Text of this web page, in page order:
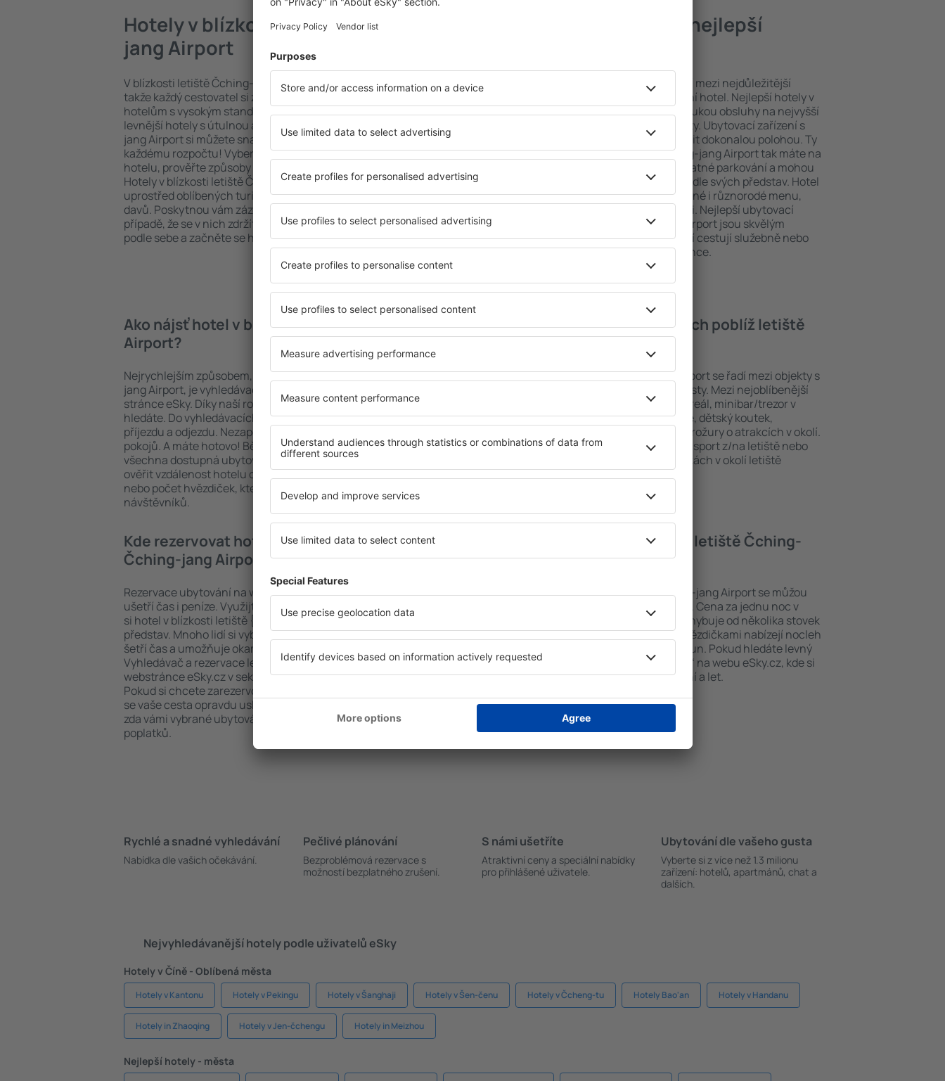
Hotely v blízkosti letiště Čching-
jang Airport
V blízkosti letiště Čching-jang Airport je k dispozici řada hotelů,
takže každý cestovatel si zde přijde na své. Dáváte přednost
hotelům s vysokým standardem a all inclusive nebo raději zvolíte
levnější hotely s útulnou atmosférou? V blízkosti letiště Čching-
jang Airport si můžete snadno rezervovat ubytování, které vyhoví
každému rozpočtu! Vyberte si požadovanou destinaci a standard
hotelu, prověřte způsoby platby a možnosti zrušení rezervace.
Hotely v blízkosti letiště Čching-jang Airport se nacházejí přímo
uprostřed oblíbených turistických aktivit, ale také trochu dále od
davů. Poskytnou vám zázemí při delší dovolené, ale jsou ideální i v
případě, že se v nich zdržíte pouze jednu noc. Vyberte si hotel
podle sebe a začněte se hned balit na trip nebo služební cestu!
Čching-jang Airport – nejlepší
Komplexní služby a výhodná poloha patří mezi nejdůležitější
kritéria, která musí splnit každý exklusivní hotel. Nejlepší hotely v
okolí letiště Čching-jang Airport jsou zárukou obsluhy na nejvyšší
úrovni a celé řady dalších výhod pro hosty. Ubytovací zařízení s
vysokým standardem se mohou pochlubit dokonalou polohou. Ty
nejlepší atrakce v blízkosti letiště Čching-jang Airport tak máte na
dosah ruky. Hosté mají k dispozici i bezplatné parkování a mohou
si vybrat pokoj nebo apartmán přesně podle svých představ. Hotel
s vysokým standardem znamená mimo jiné i různorodé menu,
SPA či fitness areál nebo atrakce pro děti. Nejlepší ubytovací
zařízení v blízkosti letiště Čching-jang Airport jsou skvělým
řešením pro páry, rodiny a pro hosty, kteří cestují služebně nebo
chtějí pořádat školení pro své zaměstnance.
Ako nájsť hotel v blízkosti letiska Čching-jang
Airport?
Nejrychlejším způsobem, jak najít hotel v blízkosti letiště Čching-
jang Airport, je vyhledávací systém ubytovacích zařízení na
stránce eSky. Díky naší rozsáhlé bázi najdete přesně to, co
hledáte. Do vyhledávacích polí vepište cíl cesty a vyberte data
příjezdu a odjezdu. Nezapomeňte ještě uvést počet hostů a
pokojů. A máte hotovo! Během několika vteřin se před vámi objeví
všechna dostupná ubytovací zařízení. Snadno si pak můžete
ověřit vzdálenost hotelu od centra, způsob platby za ubytování
nebo počet hvězdiček, které hotel obdržel od předchozích
návštěvníků.
Jaké vybavení najdu v hotelech poblíž letiště
Čching-jang Airport?
Hotely v blízkosti letiště Čching-jang Airport se řadí mezi objekty s
různým standardem a vybavením pro hosty. Mezi nejoblíbenější
výhody patří např. bezplatné wi-fi, SPA areál, minibar/trezor v
pokoji, konferenční centrum, restaurace, dětský koutek,
bezplatné parkování a také informační brožury o atrakcích v okolí.
Některá ubytovací zařízení nabízejí i transport z/na letiště nebo
poznávací výlety po historických památkách v okolí letiště
Čching-jang Airport.
Kde rezervovat hotely v blízkosti letiště
Čching-jang Airport?
Rezervace ubytování na webu eSky.cz je řešením, které vám
ušetří čas i peníze. Využijte vyhledávač ubytování a zarezervujte
si hotel v blízkosti letiště {dict:Airport.webname}} podle svých
představ. Mnoho lidí si vybralo balíček „Let+Hotel” - tato možnost
šetří čas a umožňuje okamžitou rezervaci letů a ubytování.
Vyhledávač a rezervace levných hotelů jsou k dispozici na
webstránce eSky.cz v sekci „Ubytování“ (v horní části stránky).
Pokud si chcete zarezervovat hotel, ale nemáte 100% jistotu, že
se vaše cesta opravdu uskuteční, doporučujeme vám ověřit si,
zda vámi vybrané ubytování umožňuje zrušit rezervaci bez
poplatků.
Kolik stojí noc v hotelu poblíž letiště Čching-
jang Airport?
Ceny za nocleh v blízkosti letiště Čching-jang Airport se můžou
lišit. Záleží na standardu a poloze hotelu. Cena za jednu noc v
objektu s průměrným standardem se pohybuje od několika stovek
korun až po několik tisíc. Hotely s pěti hvězdičkami nabízejí nocleh
od několika stovek korun až po tisíce korun. Pokud hledáte levný
nocleh, nahlédněte do sekce „Let+Hotel“ na webu eSky.cz, kde si
můžete okamžitě zarezervovat ubytování a let.
Rychlé a snadné vyhledávání
Nabídka dle vašich očekávání.
Pečlivé plánování
Bezproblémová rezervace s
možností bezplatného zrušení.
S námi ušetříte
Atraktivní ceny a speciální nabídky
pro přihlášené uživatele.
Ubytování dle vašeho gusta
Vyberte si z více než 1.3 milionu
zařízení: hotelů, apartmánů, chat a
dalších.
Nejvyhledávanější hotely podle uživatelů eSky
Hotely v Číně - Oblíbená města
Hotely v Kantonu Hotely v Pekingu Hotely v Šanghaji Hotely v Šen-čenu Hotely v Čcheng-tu Hotely Bao'an Hotely v Handanu
Hotely in Zhaoqing Hotely v Jen-čchengu Hotely in Meizhou
Nejlepší hotely - města